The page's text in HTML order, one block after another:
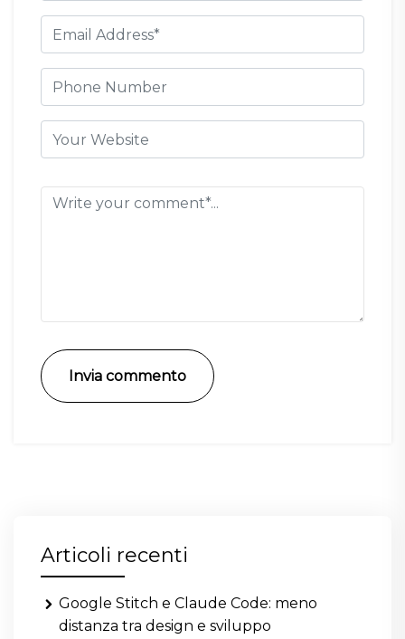
Invia commento
Articoli recenti
Google Stitch e Claude Code: meno
distanza tra design e sviluppo